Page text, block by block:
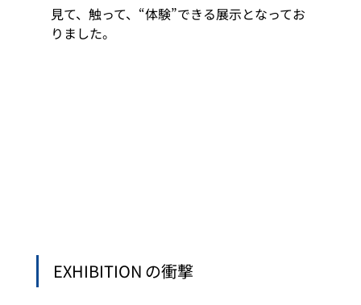
見て、触って、“体験”できる展示となってお
りました。
EXHIBITION の衝撃